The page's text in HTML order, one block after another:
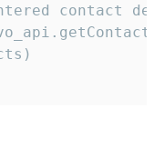
contact